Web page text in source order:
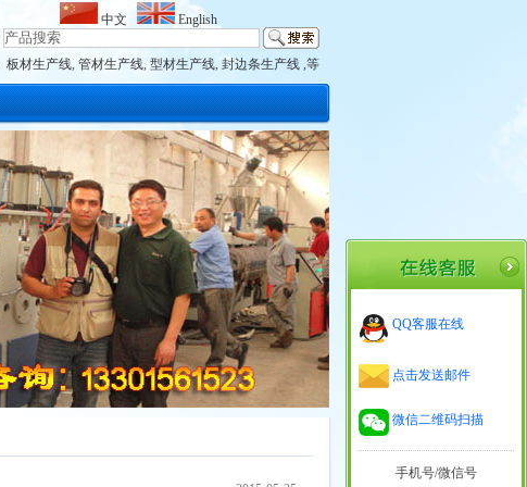
中文
English
板材生产线, 管材生产线, 型材生产线, 封边条生产线 ,等
QQ客服在线
点击发送邮件
微信二维码扫描
手机号/微信号